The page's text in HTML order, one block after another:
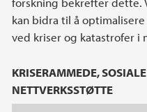
kan bidra til å
ved kriser og katastrofer i
KRISERAMMEDE,
NETTVERKSSTØTTE